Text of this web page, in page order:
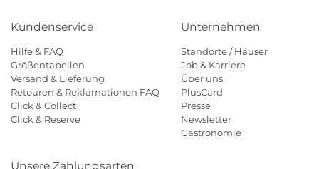
Kundenservice
Hilfe & FAQ
Größentabellen
Versand & Lieferung
Retouren & Reklamationen FAQ
Click & Collect
Click & Reserve
Unternehmen
Standorte / Häuser
Job & Karriere
Über uns
PlusCard
Presse
Newsletter
Gastronomie
Unsere Zahlungsarten